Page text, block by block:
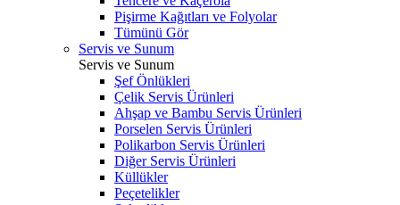
Pişirme Kağıtları ve Folyolar
Tümünü Gör
Servis ve Sunum
Servis ve Sunum
Şef Önlükleri
Çelik Servis Ürünleri
Ahşap ve Bambu Servis Ürünleri
Porselen Servis Ürünleri
Polikarbon Servis Ürünleri
Diğer Servis Ürünleri
Küllükler
Peçetelikler